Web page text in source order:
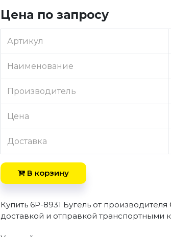
Цена по запросу
Артикул
Наименование
Производитель
Цена
Доставка
В корзину
Купить 6P-8931 Бугель от производителя
доставкой и отправкой транспортными